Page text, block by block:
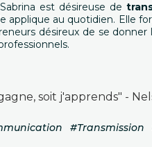
est désireuse de
applique au quotidien. Elle
désireux de se
soit j'apprends" -